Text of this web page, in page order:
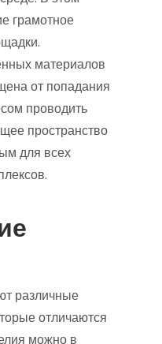
грамотное
материалов
от попадания
проводить
пространство
для всех
различные
отличаются
можно в